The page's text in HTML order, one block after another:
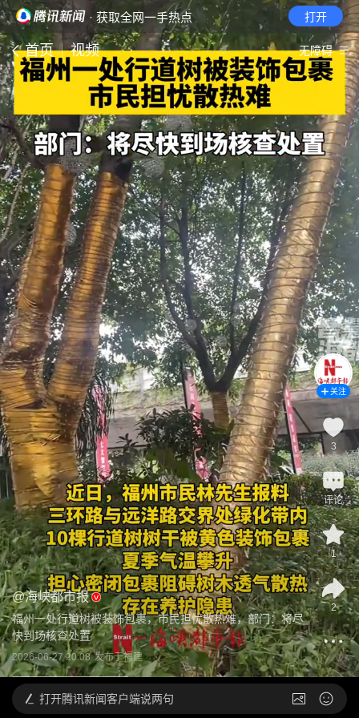
· 获取全网一手热点 打开
首页 视频 无障碍
@海峡都市报
福州一处行道树被装饰包裹，市民担忧散热难，部门：将尽
快到场核查处置
2026-06-27 20:08 发布于福建
关注
3
评论
1
2
打开腾讯新闻客户端说两句